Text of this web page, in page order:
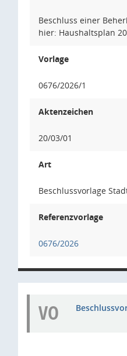
Beschluss einer
hier: Haushaltsplan
Vorlage
0676/2026/1
Aktenzeichen
20/03/01
Art
Beschlussvorlage
Referenzvorlage
0676/2026
VO